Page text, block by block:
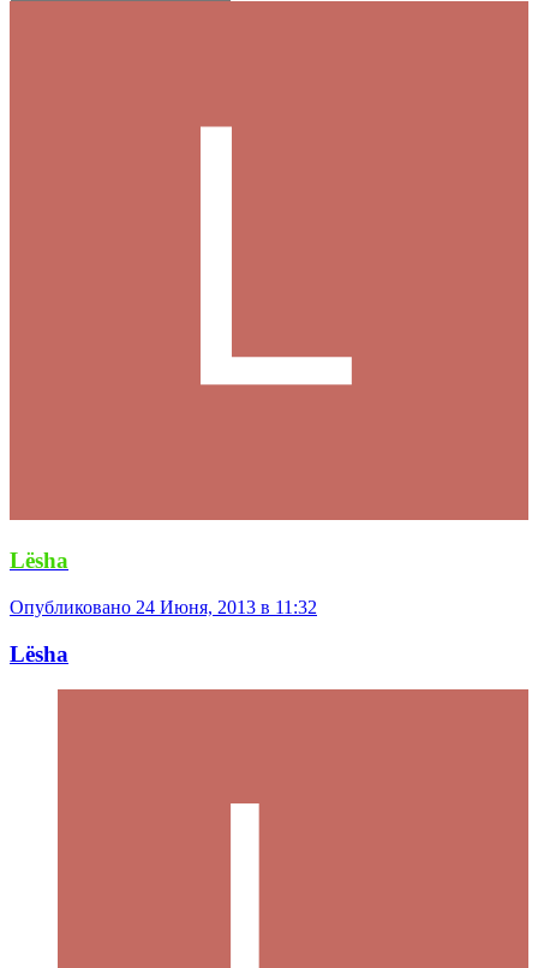
Lёshа
Опубликовано 24 Июня, 2013 в 11:32
Lёshа